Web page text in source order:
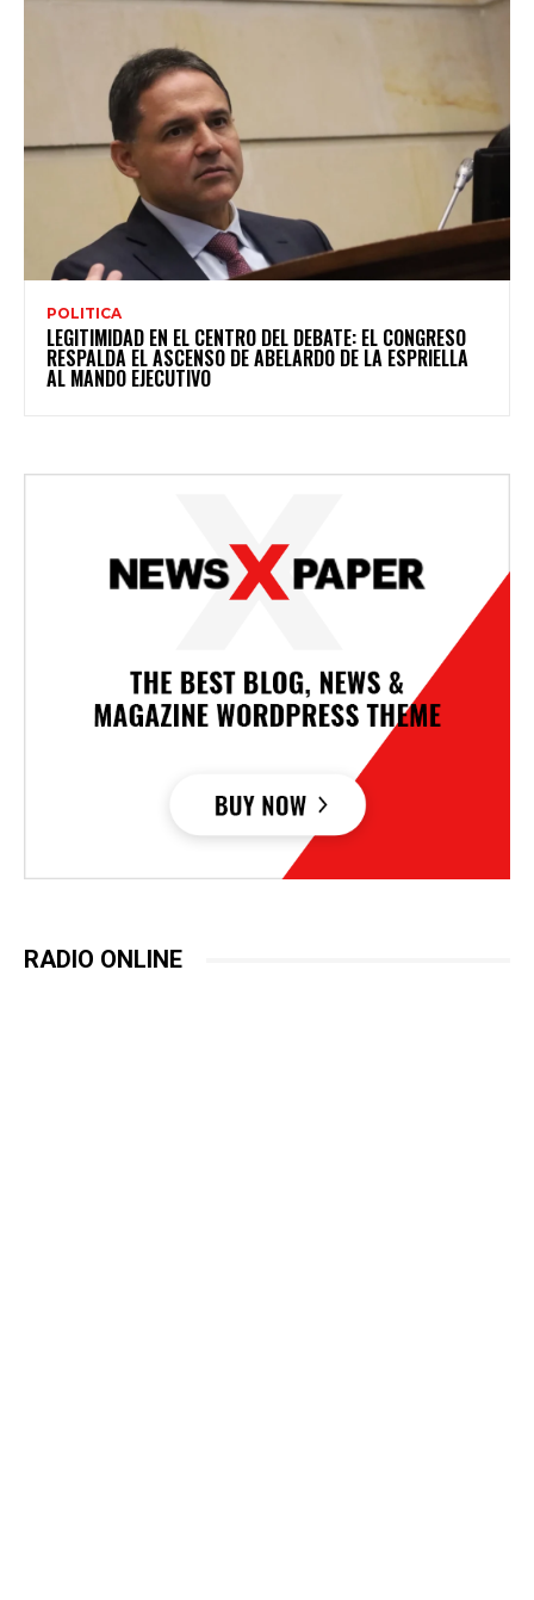
POLITICA
LEGITIMIDAD EN EL CENTRO DEL DEBATE: EL CONGRESO
RESPALDA EL ASCENSO DE ABELARDO DE LA ESPRIELLA
AL MANDO EJECUTIVO
RADIO ONLINE